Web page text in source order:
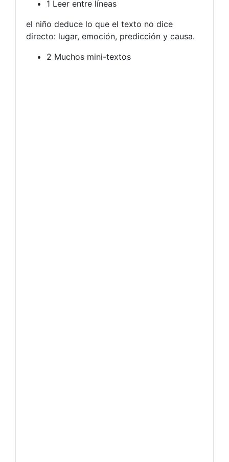
1 Leer entre líneas
el niño deduce lo que el texto no dice
directo: lugar, emoción, predicción y causa.
2 Muchos mini-textos